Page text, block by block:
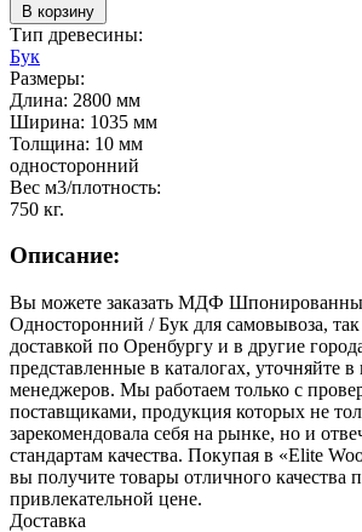
В корзину
Тип древесины:
Бук
Размеры:
Длина: 2800 мм
Ширина: 1035 мм
Толщина: 10 мм
односторонний
Вес м3/плотность:
750 кг.
Описание:
Вы можете заказать МДФ
Односторонний / Бук для самовывоза,
доставкой по Оренбургу и в другие
представленные в каталогах, уточняйте
менеджеров. Мы работаем только с
поставщиками, продукция которых не
зарекомендовала себя на рынке, но и
стандартам качества. Покупая в «Elite
вы получите товары отличного качества
привлекательной цене.
Доставка